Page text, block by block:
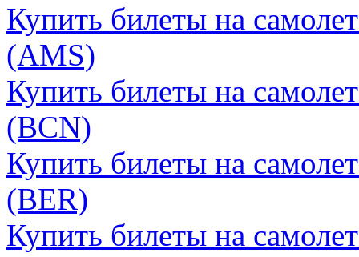
Купить билеты на
(AMS)
Купить билеты на
(BCN)
Купить билеты на
(BER)
Купить билеты на